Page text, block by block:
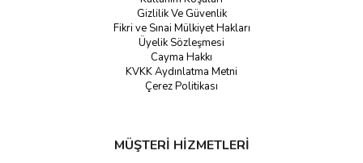
Gizlilik Ve Güvenlik
Fikri ve Sınai Mülkiyet Hakları
Üyelik Sözleşmesi
Cayma Hakkı
KVKK Aydınlatma Metni
Çerez Politikası
MÜŞTERİ HİZMETLERİ